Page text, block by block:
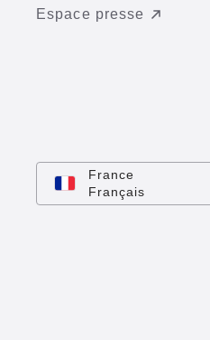
Espace presse
France
Français